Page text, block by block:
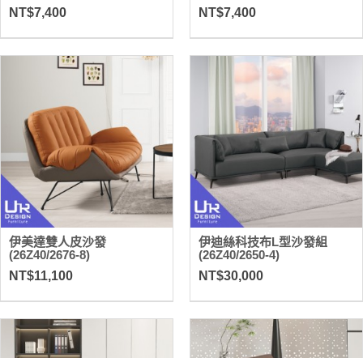
NT$7,400
NT$7,400
伊美達雙人皮沙發
(26Z40/2676-8)
NT$11,100
伊迪絲科技布L型沙發組
(26Z40/2650-4)
NT$30,000